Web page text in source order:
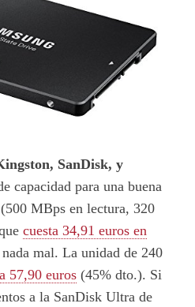
SanDisk, y
capacidad para una buena
MBps en lectura, 320
cuesta 34,91 euros en
mal. La unidad de 240
a 57,90 euros (45% dto.). Si
a la SanDisk Ultra de